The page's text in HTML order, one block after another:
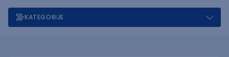
KATEGORIJE